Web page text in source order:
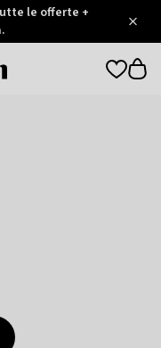
le offerte +